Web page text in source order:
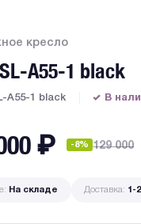
кресло
A55-1 black
A55-1 black В
₽ -8% 129 000
На складе Доставка: 1-